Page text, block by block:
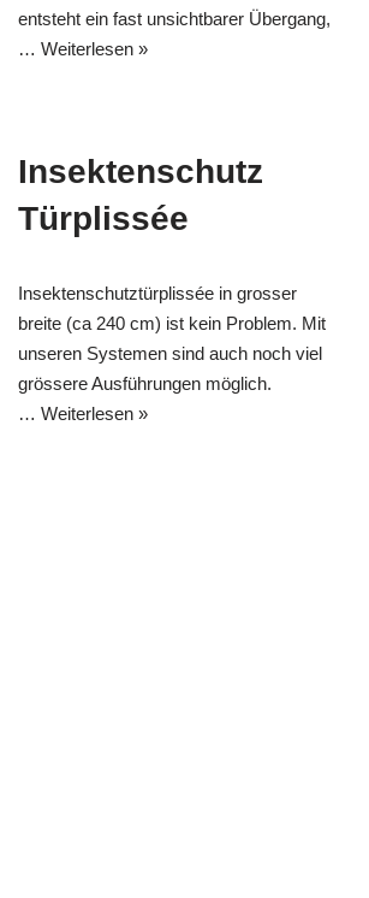
entsteht ein fast unsichtbarer Übergang,
…Weiterlesen »
Insektenschutz
Türplissée
Insektenschutztürplissée in grosser
breite (ca 240 cm) ist kein Problem. Mit
unseren Systemen sind auch noch viel
grössere Ausführungen möglich.
…Weiterlesen »